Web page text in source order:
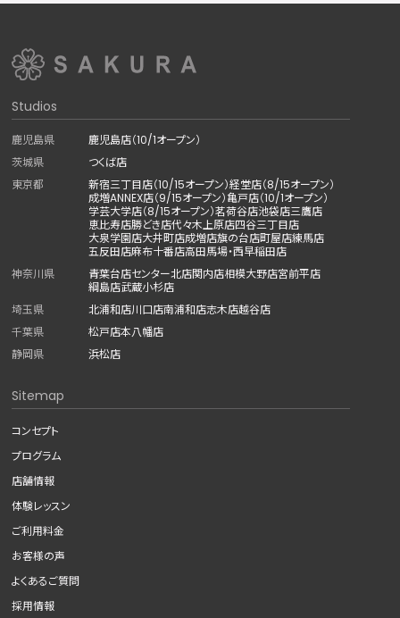
Studios
鹿児島県
鹿児島店（10/1オープン）
茨城県
つくば店
東京都
新宿三丁目店（10/15オープン）経堂店（8/15オープン）
成増ANNEX店（9/15オープン）亀戸店（10/1オープン）
学芸大学店（8/15オープン）茗荷谷店池袋店三鷹店
恵比寿店勝どき店代々木上原店四谷三丁目店
大泉学園店大井町店成増店旗の台店町屋店練馬店
五反田店麻布十番店高田馬場・西早稲田店
神奈川県
青葉台店センター北店関内店相模大野店宮前平店
綱島店武蔵小杉店
埼玉県
北浦和店川口店南浦和店志木店越谷店
千葉県
松戸店本八幡店
静岡県
浜松店
Sitemap
コンセプト
プログラム
店舗情報
体験レッスン
ご利用料金
お客様の声
よくあるご質問
採用情報